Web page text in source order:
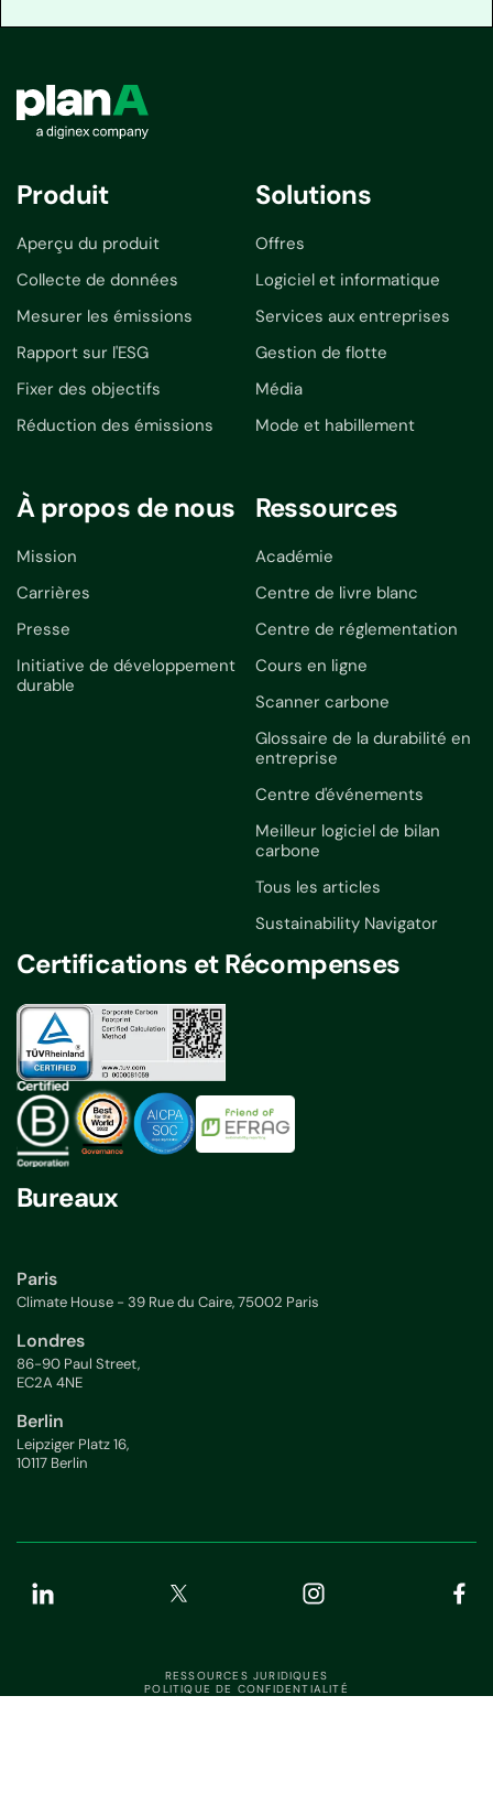
Produit
Aperçu du produit
Collecte de données
Mesurer les émissions
Rapport sur l'ESG
Fixer des objectifs
Réduction des émissions
Solutions
Offres
Logiciel et informatique
Services aux entreprises
Gestion de flotte
Média
Mode et habillement
À propos de nous
Mission
Carrières
Presse
Initiative de développement
durable
Ressources
Académie
Centre de livre blanc
Centre de réglementation
Cours en ligne
Scanner carbone
Glossaire de la durabilité en
entreprise
Centre d'événements
Meilleur logiciel de bilan
carbone
Tous les articles
Sustainability Navigator
Certifications et Récompenses
Bureaux
Paris
Climate House - 39 Rue du Caire, 75002 Paris
Londres
86-90 Paul Street,
EC2A 4NE
Berlin
Leipziger Platz 16,
10117 Berlin
RESSOURCES JURIDIQUES
POLITIQUE DE CONFIDENTIALITÉ